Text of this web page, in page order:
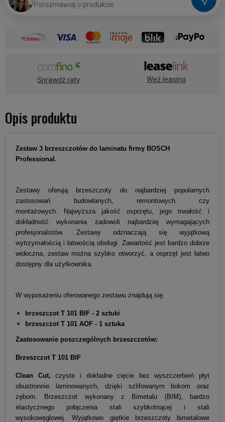
Porozmawiaj o produkcie
Sprawdź raty Weź leasing
Opis produktu
Zestaw 3 brzeszczotów do laminatu firmy BOSCH
Professional.
Zestawy oferują brzeszczoty do najbardziej popularnych
zastosowań budowlanych, remontowych czy
montażowych. Najwyższa jakość osprzętu, jego trwałość i
dokładność wykonania zadowoli najbardziej wymagających
profesjonalistów. Zestawy odznaczają się wyjątkową
wytrzymałością i łatwością obsługi. Zawartość jest bardzo dobrze
widoczna, zestaw można szybko otworzyć, a osprzęt jest łatwo
dostępny dla użytkownika.
W wyposażeniu oferowanego zestawu znajdują się:
brzeszczot T 101 BIF - 2 sztuki
brzeszczot T 101 AOF - 1 sztuka
Zastosowanie poszczególnych brzeszczotów:
Brzeszczot T 101 BIF
Clean Cut,czyste i dokładne cięcie bez wyszczerbień płyt
obustronnie laminowanych, dzięki szlifowanym bokom oraz
zębom. Brzeszczot wykonany z Bimetalu (BIM), bardzo
elastycznego połączenia stali szybkotnącej i stali
wysokowęglowej. Wyjątkowo giętkie brzeszczoty bimetalowe